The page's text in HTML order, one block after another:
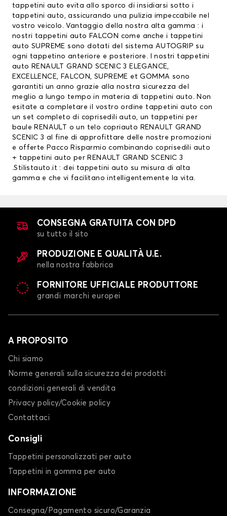
tappetini auto evita allo sporco di insidiarsi sotto i
tappetini auto, assicurando una pulizia impeccabile nel
vostro veicolo. Vantaggio della nostra alta gamma : i
nostri tappetini auto FALCON come anche i tappetini
auto SUPREME sono dotati del sistema AUTOGRIP su
ogni tappetino anteriore e posteriore. I nostri tappetini
auto RENAULT GRAND SCENIC 3 ELEGANCE,
EXCELLENCE, FALCON, SUPREME et GOMMA sono
garantiti un anno grazie alla nostra sicurezza del
meglio a lungo tempo in materia di tappetini auto. Non
esitate a completare il vostro ordine tappetini auto con
un set completo di coprisedili auto, un tappetini per
baule RENAULT
o un telo copriauto RENAULT GRAND
SCENIC 3 al fine di approfittare delle nostre promozioni
e offerte Pacco Risparmio combinando coprisedili auto
+ tappetini auto per RENAULT GRAND SCENIC 3
.Stilistauto.it : dei tappetini auto su misura di alta
gamma e che vi facilitano intelligentemente la vita.
CONSEGNA GRATUITA CON DPD
su tutto il sito
PRODUZIONE E QUALITÀ U.E.
nella nostra fabbrica
FORNITORE UFFICIALE PRODUTTORE
grandi marchi europei
A PROPOSITO
Chi siamo
Norme generali sulla sicurezza dei prodotti
condizioni generali di vendita
Privacy policy/Cookie policy
Contattaci
Consigli
Tappetini personalizzati per auto
Tappetini in gomma per auto
INFORMAZIONE
Consegna/Pagamento sicuro/Garanzia